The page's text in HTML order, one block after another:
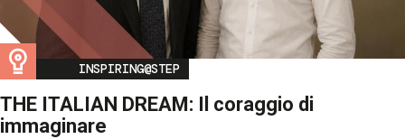
Image
INSPIRING@STEP
THE ITALIAN DREAM: Il coraggio di
immaginare